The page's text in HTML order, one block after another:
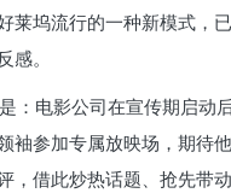
莱坞流行的一种新模式，
感。
：电影公司在宣传期启动
袖参加专属放映场，期待
，借此炒热话题、抢先带动